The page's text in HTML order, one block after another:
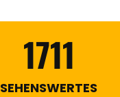
1711
SEHENSWERTES